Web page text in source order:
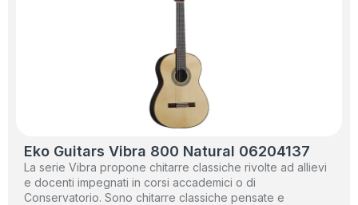
Eko Guitars Vibra 800 Natural 06204137
La serie Vibra propone chitarre classiche rivolte ad allievi
e docenti impegnati in corsi accademici o di
Conservatorio. Sono chitarre classiche pensate e